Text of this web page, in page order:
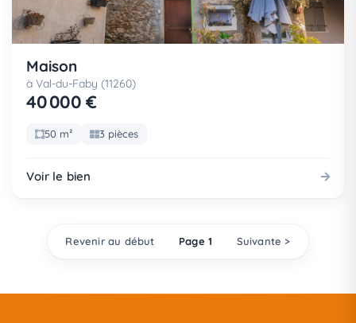
Maison
à Val-du-Faby (11260)
40 000 €
50 m² 3 pièces
Voir le bien
Revenir au début Page 1 Suivante >